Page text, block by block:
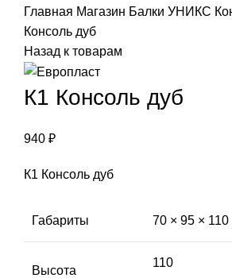
Главная Магазин Балки УНИКС
Консоль дуб
Назад к товарам
К1 Консоль дуб
940 ₽
К1 Консоль дуб
Габариты 70 × 95 × 110
Высота
110